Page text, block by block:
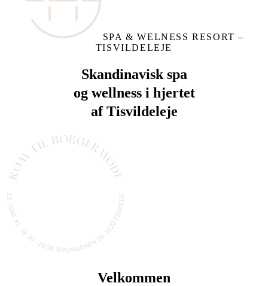
SPA & WELNESS RESORT –
TISVILDELEJE
Skandinavisk spa
og wellness i hjertet
af Tisvildeleje
Velkommen